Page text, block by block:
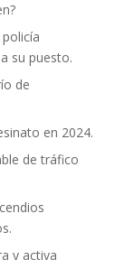
su puesto.
de
en 2024.
de tráfico
y activa